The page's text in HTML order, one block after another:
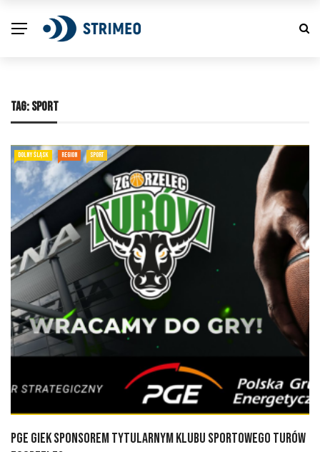
TAG:SPORT
DOLNY ŚLĄSK REGION SPORT
PGE GiEK sponsorem tytularnym Klubu Sportowego Turów